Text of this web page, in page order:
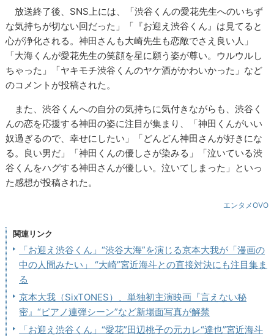
放送終了後、SNS上には、「渋谷くんの愛花先生へのいちず
な気持ちが切ない回だった」「『お迎え渋谷くん』は見てると
心が浄化される。神田さんも大崎先生も恋敵でさえ良い人」
「大海くんが愛花先生の笑顔を星に願う姿が尊い。ウルウルし
ちゃった」「ヤキモチ渋谷くんのヤケ酒がかわいかった」など
のコメントが投稿された。
また、渋谷くんへの自分の気持ちに気付きながらも、渋谷く
んの恋を応援する神田の姿に注目が集まり、「神田くんがいい
奴過ぎるので、幸せにしたい」「どんどん神田さんが好きにな
る。良い男だ」「神田くんの優しさが染みる」「泣いている渋
谷くんをハグする神田さんが優しい。泣いてしまった」といっ
た感想が投稿された。
エンタメOVO
関連リンク
「お迎え渋谷くん」“渋谷大海”を演じる京本大我が「漫画の
中の人間みたい」 “大崎”宮近海斗との直接対決にも注目集ま
る
京本大我（SixTONES）、単独初主演映画『言えない秘
密』“ピアノ連弾シーン”など新場面写真が解禁
「お迎え渋谷くん」“愛花”田辺桃子の元カレ“達也”宮近海斗